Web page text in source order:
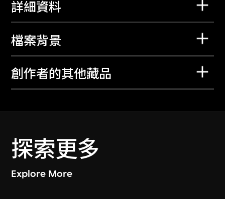
詳細資料
檔案背景
創作者的其他藏品
探索更多
Explore More